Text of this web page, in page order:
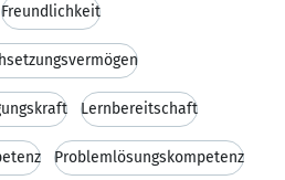
Freundlichkeit
Lernbereitschaft
Problemlösungskompetenz